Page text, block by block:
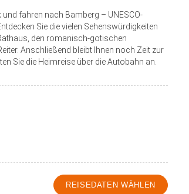
fahren nach Bamberg – UNESCO-
Sie die vielen Sehenswürdigkeiten
den romanisch-gotischen
Anschließend bleibt Ihnen noch Zeit zur
Sie die Heimreise über die Autobahn an.
REISEDATEN WÄHLEN